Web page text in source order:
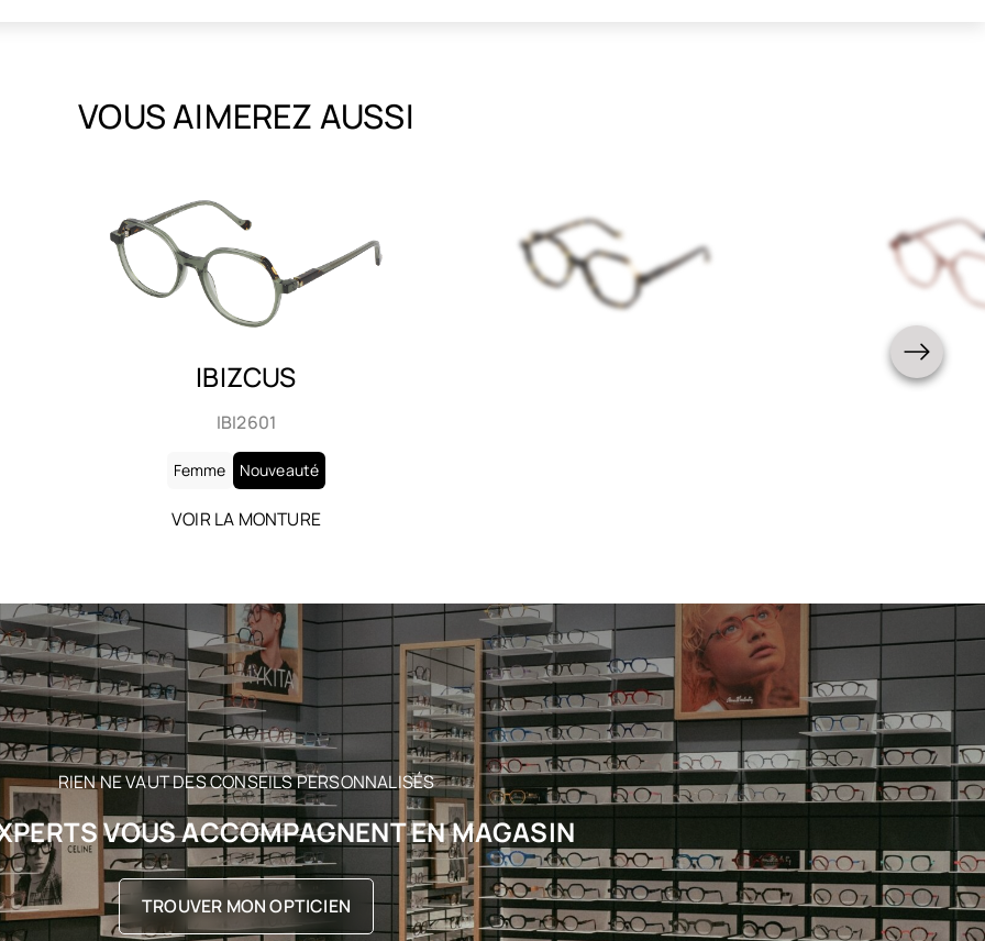
VOUS AIMEREZ AUSSI
IBIZCUS
IBI2602
Femme Nouveauté
VOIR LA MONTURE
RIEN NE VAUT DES CONSEILS PERSONNALISÉS
VOUS ACCOMPAGNENT EN MAGASIN
TROUVER MON OPTICIEN